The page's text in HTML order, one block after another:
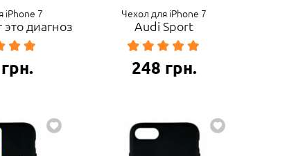
iPhone 7
диагноз
грн.
Чехол для iPhone 7
Audi Sport
248 грн.